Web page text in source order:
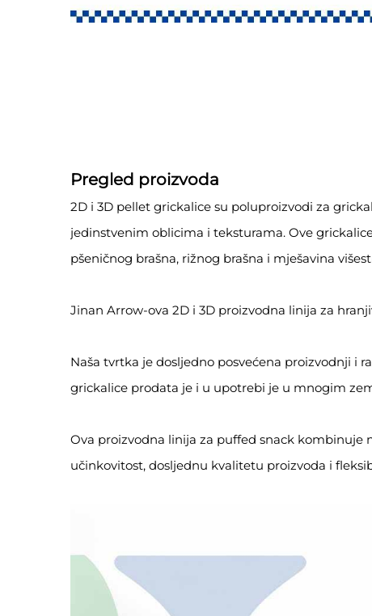
Pregled proizvoda
2D i 3D pellet grickalice su poluproizvodi za
jedinstvenim oblicima i teksturama. Ove
pšeničnog brašna, rižnog brašna i mješavina
Jinan Arrow-ova 2D i 3D proizvodna linija za
Naša tvrtka je dosljedno posvećena proizvodnji i
grickalice prodata je i u upotrebi je u mnogim
Ova proizvodna linija za puffed snack
učinkovitost, dosljednu kvalitetu proizvoda i